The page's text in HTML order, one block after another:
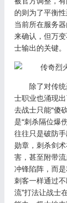
的则为了平衡
当前所在服务
来确认，但万
士输出的关键。
除了对传统
士职业也涌现
去战士只能“傻
是“刺杀隔位爆
往往只是破防
勋章，刺杀剑
害，甚至附带
冲锋陷阵，而
刺客一样通过
流”打法让战士